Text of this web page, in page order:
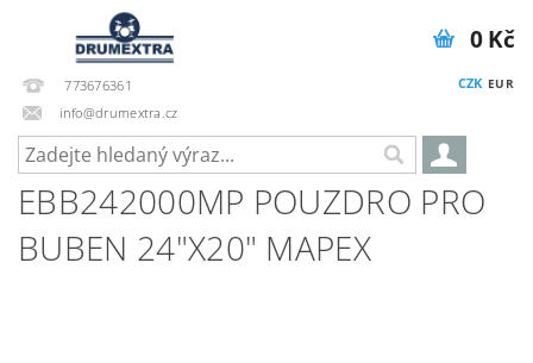
773676361
info@drumextra.cz
CZK EUR
0 Kč
EBB242000MP POUZDRO PRO
BUBEN 24"X20" MAPEX